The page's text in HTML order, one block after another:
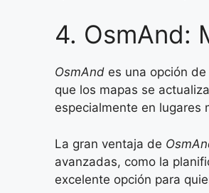
4. OsmAnd:
OsmAnd es una opción
que los mapas se
especialmente en lugares
La gran ventaja de
avanzadas, como la
excelente opción para